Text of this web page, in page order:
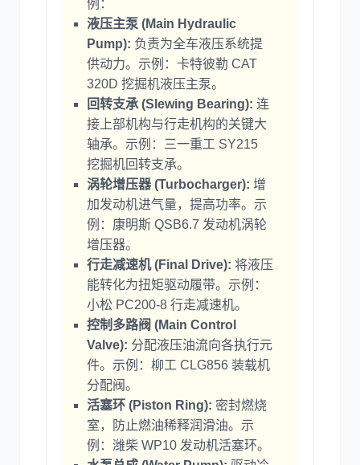
例：
液压主泵 (Main Hydraulic
Pump): 负责为全车液压系统提
供动力。示例：卡特彼勒 CAT
320D 挖掘机液压主泵。
回转支承 (Slewing Bearing): 连
接上部机构与行走机构的关键大
轴承。示例：三一重工 SY215
挖掘机回转支承。
涡轮增压器 (Turbocharger): 增
加发动机进气量，提高功率。示
例：康明斯 QSB6.7 发动机涡轮
增压器。
行走减速机 (Final Drive): 将液压
能转化为扭矩驱动履带。示例：
小松 PC200-8 行走减速机。
控制多路阀 (Main Control
Valve): 分配液压油流向各执行元
件。示例：柳工 CLG856 装载机
分配阀。
活塞环 (Piston Ring): 密封燃烧
室，防止燃油稀释润滑油。示
例：潍柴 WP10 发动机活塞环。